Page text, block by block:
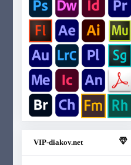
VIP-diakov.net